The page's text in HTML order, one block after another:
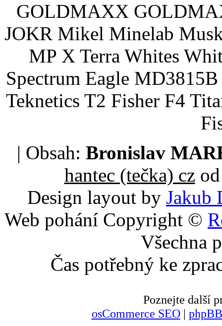
GOLDMAXX
JOKR Mikel Minelab
MP X Terra Whites
Spectrum Eagle
Teknetics T2 Fisher F4
| Obsah: Bronislav
hantec (tečka) czod
Design layout by Jakub
Web pohání Copyright ©
Všechna
Čas potřebný ke
Poznejte další
osCommerce SEO|